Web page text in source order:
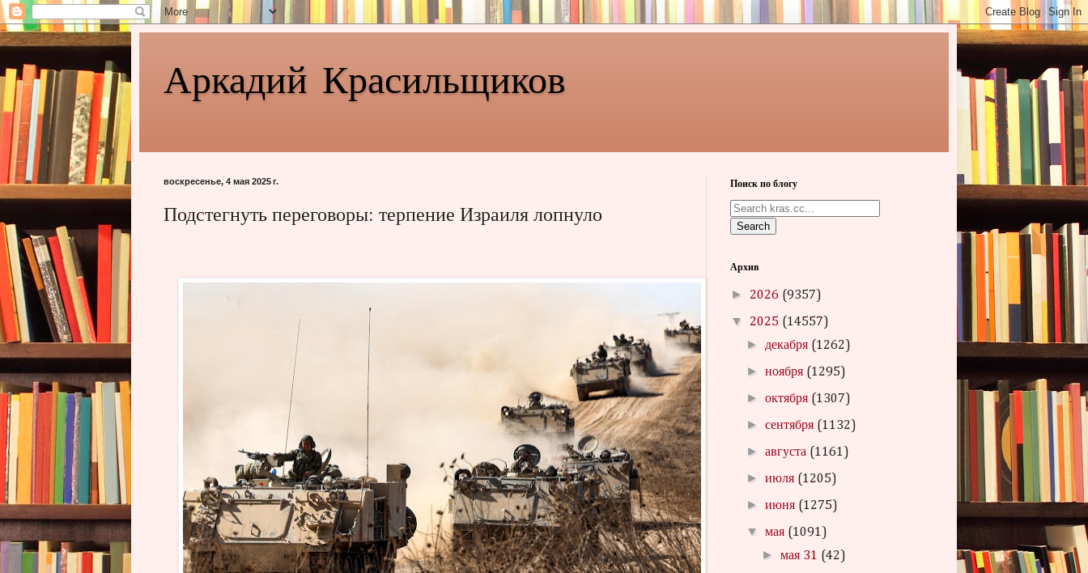
Аркадий Красильщиков
воскресенье, 4 мая 2025 г.
Подстегнуть переговоры: терпение Израиля лопнуло
Поиск по блогу
Search
Архив
► 2026 (9357)
▼ 2025 (14557)
► декабря (1262)
►ноября (1295)
►октября (1307)
►сентября (1132)
►августа (1161)
►июля (1205)
►июня (1275)
▼мая (1091)
►мая 31 (42)